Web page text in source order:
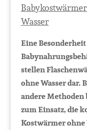
Wasser
Eine
stellen
ohne Wasser dar.
andere
zum Einsatz, die
Kostwärmer